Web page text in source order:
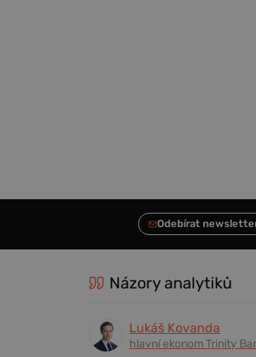
Názory analytiků
Lukáš Kovanda
hlavní ekonom Trinity